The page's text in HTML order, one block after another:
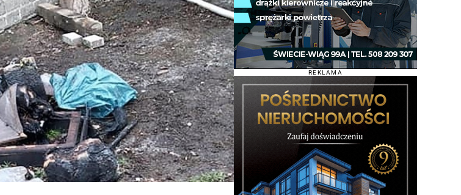
REKLAMA